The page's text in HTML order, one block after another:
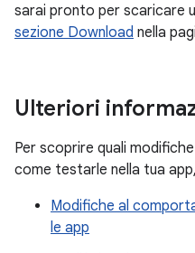
sarai pronto per scaricare
sezione Download nella
Ulteriori
Per scoprire quali
come testarle nella tua
Modifiche al
le app